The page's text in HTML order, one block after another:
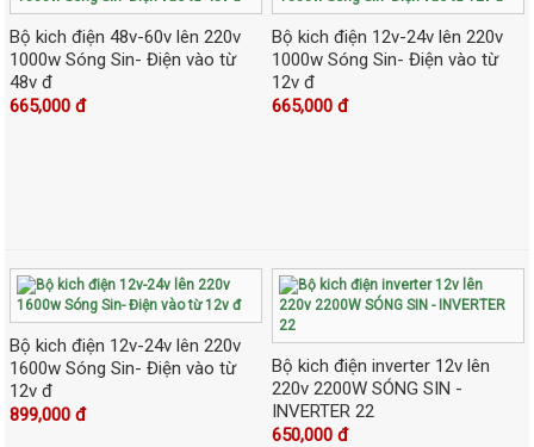
Bộ kich điện 48v-60v lên 220v
1000w Sóng Sin- Điện vào từ
48v đ
665,000 đ
Bộ kich điện 12v-24v lên 220v
1000w Sóng Sin- Điện vào từ
12v đ
665,000 đ
Bộ kich điện 12v-24v lên 220v
1600w Sóng Sin- Điện vào từ
12v đ
899,000 đ
Bộ kich điện inverter 12v lên
220v 2200W SÓNG SIN -
INVERTER 22
650,000 đ